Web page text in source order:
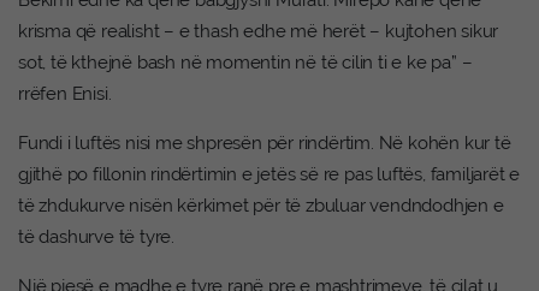
krisma që realisht – e thash edhe më herët – kujtohen sikur
sot, të kthejnë bash në momentin në të cilin ti e ke pa” –
rrëfen Enisi.
Fundi i luftës nisi me shpresën për rindërtim. Në kohën kur të
gjithë po fillonin rindërtimin e jetës së re pas luftës, familjarët e
të zhdukurve nisën kërkimet për të zbuluar vendndodhjen e
të dashurve të tyre.